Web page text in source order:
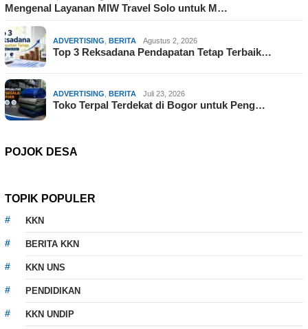
Mengenal Layanan MIW Travel Solo untuk M…
ADVERTISING BERITA Agustus 2, 2026
Top 3 Reksadana Pendapatan Tetap Terbaik…
ADVERTISING BERITA Juli 23, 2026
Toko Terpal Terdekat di Bogor untuk Peng…
POJOK DESA
TOPIK POPULER
KKN
BERITA KKN
KKN UNS
PENDIDIKAN
KKN UNDIP